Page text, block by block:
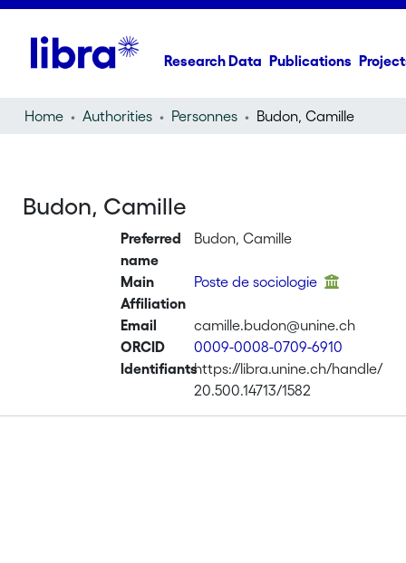
Research Data Publications
Home Authorities Personnes Budon, Camille
Budon, Camille
Preferred
name
Budon, Camille
Main
Affiliation
Poste de sociologie
Email
camille.budon@unine.ch
ORCID
0009-0008-0709-6910
Identifiantshttps://libra.unine.ch/handle/
20.500.14713/1582